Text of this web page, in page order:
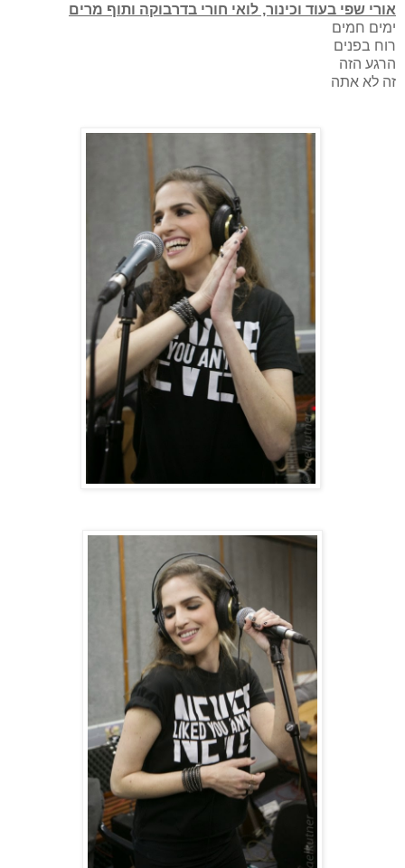
אורי שפי בעוד וכינור, לואי חורי בדרבוקה ותוף מרים
ימים חמים
רוח בפנים
הרגע הזה
זה לא אתה